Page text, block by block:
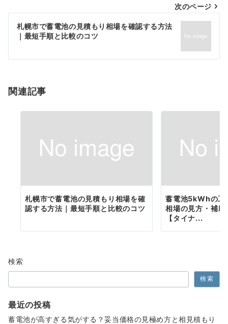
ビ
ゲ
シ
ン
次のページ
札幌市で蓄電池の見積もり相場を確認する方法
｜最短手順と比較のコツ
関連記事
札幌市で蓄電池の見積もり相場を確
認する方法｜最短手順と比較のコツ
蓄電池5kWhの工
相場の見方・補
【タイナ...
検索
検索
最近の投稿
蓄電池が高すぎる気がする？妥当価格の見極め方と相見積もり